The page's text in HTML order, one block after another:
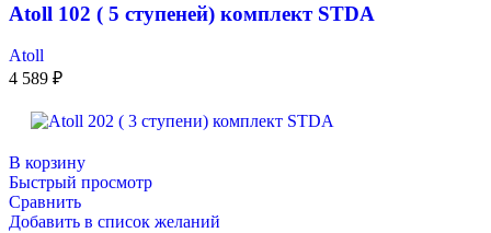
Atoll 102 ( 5 ступеней) комплект STDA
Atoll
4 589 ₽
В корзину
Быстрый просмотр
Сравнить
Добавить в список желаний